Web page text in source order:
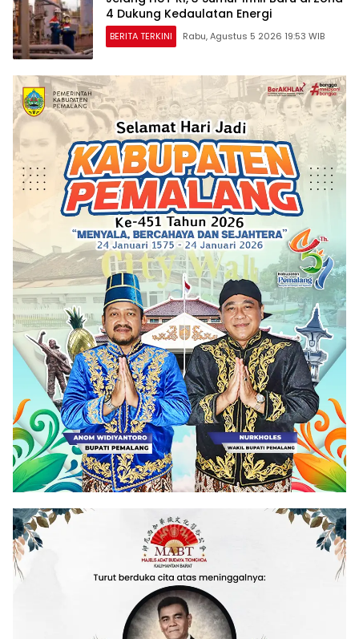
4 Dukung Kedaulatan Energi
BERITA TERKINI Rabu, Agustus 5 2026 19:53 WIB